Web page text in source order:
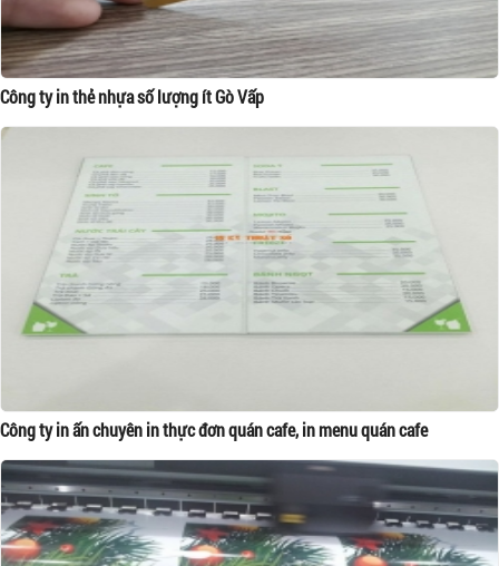
Công ty in thẻ nhựa số lượng ít Gò Vấp
Công ty in ấn chuyên in thực đơn quán cafe, in menu quán cafe